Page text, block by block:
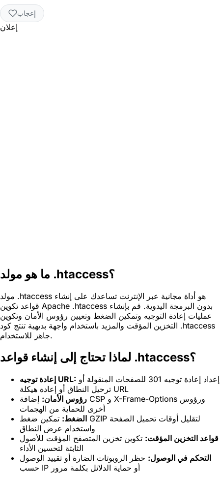
إعجاب
إعلان
ما هو مولد .htaccess؟
مولد .htaccess هو أداة مجانية عبر الإنترنت تساعدك على إنشاء
قواعد تكوين Apache .htaccess بدون البرمجة اليدوية. قم بإنشاء
عمليات إعادة التوجيه وتمكين الضغط وتعيين رؤوس الأمان وتكوين
التخزين المؤقت والمزيد باستخدام واجهة بديهية تنتج كود .htaccess
جاهز للاستخدام.
لماذا تحتاج إلى إنشاء قواعد .htaccess؟
إعادة توجيه URL:
ترحيل النطاق أو إعادة هيكلة URL
رؤوس الأمان: إضافة CSP و X-Frame-Options ورؤوس
أخرى للحماية من الهجمات
الضغط: تمكين ضغط GZIP لتقليل أوقات تحميل الصفحة
واستخدام عرض النطاق
قواعد التخزين المؤقت: تكوين تخزين المتصفح المؤقت للأصول
الثابتة لتحسين الأداء
التحكم في الوصول: حظر الروبوتات الضارة أو تقييد الوصول
حسب IP أو حماية الدلائل بكلمة مرور